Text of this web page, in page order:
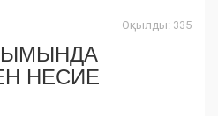
Оқылды: 335
НЕСИЕ